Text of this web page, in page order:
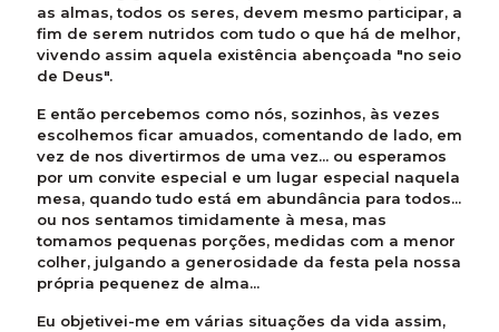
as almas, todos os seres, devem mesmo participar, a
fim de serem nutridos com tudo o que há de melhor,
vivendo assim aquela existência abençoada "no seio
de Deus".
E então percebemos como nós, sozinhos, às vezes
escolhemos ficar amuados, comentando de lado, em
vez de nos divertirmos de uma vez... ou esperamos
por um convite especial e um lugar especial naquela
mesa, quando tudo está em abundância para todos...
ou nos sentamos timidamente à mesa, mas
tomamos pequenas porções, medidas com a menor
colher, julgando a generosidade da festa pela nossa
própria pequenez de alma...
Eu objetivei-me em várias situações da vida assim,